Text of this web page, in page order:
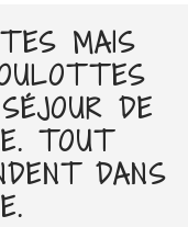
MAIS
DE
TOUT
DANS